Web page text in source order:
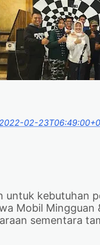
2022-02-
untuk kebutuhan
Mobil
sementara